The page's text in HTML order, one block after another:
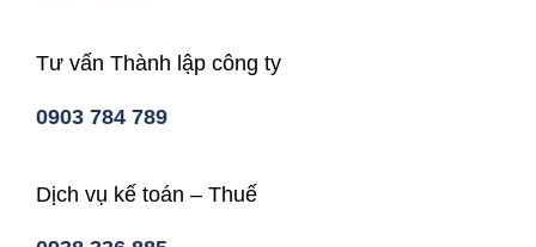
Tư vấn Thành lập công ty
0903 784 789
Dịch vụ kế toán – Thuế